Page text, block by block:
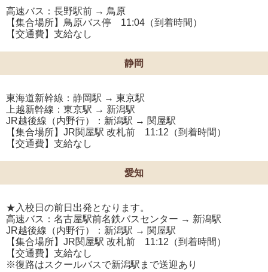
高速バス：長野駅前 → 鳥原
【集合場所】鳥原バス停 11:04（到着時間）
【交通費】支給なし
静岡
東海道新幹線：静岡駅 → 東京駅
上越新幹線：東京駅 → 新潟駅
JR越後線（内野行）：新潟駅 → 関屋駅
【集合場所】JR関屋駅 改札前 11:12（到着時間）
【交通費】支給なし
愛知
★入校日の前日出発となります。
高速バス：名古屋駅前名鉄バスセンター → 新潟駅
JR越後線（内野行）：新潟駅 → 関屋駅
【集合場所】JR関屋駅 改札前 11:12（到着時間）
【交通費】支給なし
※復路はスクールバスで新潟駅まで送迎あり